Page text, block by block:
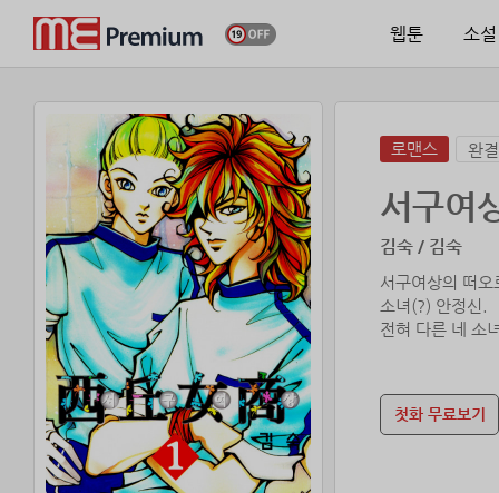
웹툰 소설
로맨스 완결
서구여
김숙 / 김숙
서구여상의 떠
소녀(?) 안정신.
전혀 다른 네 소
첫화 무료보기